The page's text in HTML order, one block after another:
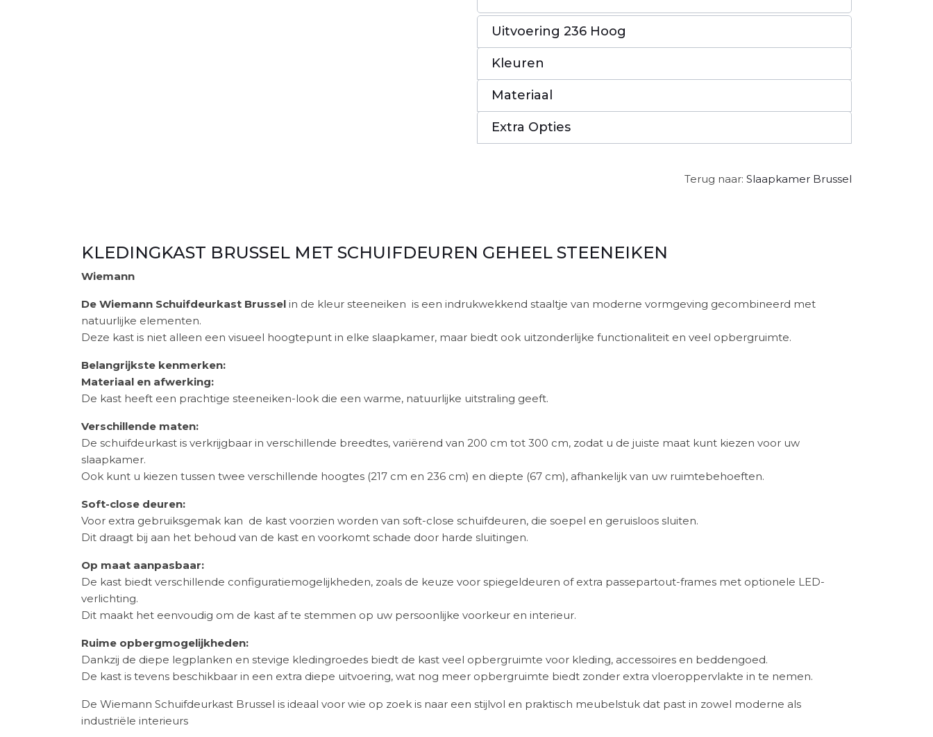
Uitvoering 236 Hoog
Kleuren
Materiaal
Extra Opties
Terug naar: Slaapkamer Brussel
KLEDINGKAST BRUSSEL MET SCHUIFDEUREN GEHEEL STEENEIKEN
Wiemann
De Wiemann Schuifdeurkast Brussel in de kleur steeneiken is een indrukwekkend staaltje van moderne vormgeving gecombineerd met
natuurlijke elementen.
Deze kast is niet alleen een visueel hoogtepunt in elke slaapkamer, maar biedt ook uitzonderlijke functionaliteit en veel opbergruimte.
Belangrijkste kenmerken:
Materiaal en afwerking:
De kast heeft een prachtige steeneiken-look die een warme, natuurlijke uitstraling geeft.
Verschillende maten:
De schuifdeurkast is verkrijgbaar in verschillende breedtes, variërend van 200 cm tot 300 cm, zodat u de juiste maat kunt kiezen voor uw
slaapkamer.
Ook kunt u kiezen tussen twee verschillende hoogtes (217 cm en 236 cm) en diepte (67 cm), afhankelijk van uw ruimtebehoeften.
Soft-close deuren:
Voor extra gebruiksgemak kan de kast voorzien worden van soft-close schuifdeuren, die soepel en geruisloos sluiten.
Dit draagt bij aan het behoud van de kast en voorkomt schade door harde sluitingen.
Op maat aanpasbaar:
De kast biedt verschillende configuratiemogelijkheden, zoals de keuze voor spiegeldeuren of extra passepartout-frames met optionele LED-
verlichting.
Dit maakt het eenvoudig om de kast af te stemmen op uw persoonlijke voorkeur en interieur.
Ruime opbergmogelijkheden:
Dankzij de diepe legplanken en stevige kledingroedes biedt de kast veel opbergruimte voor kleding, accessoires en beddengoed.
De kast is tevens beschikbaar in een extra diepe uitvoering, wat nog meer opbergruimte biedt zonder extra vloeroppervlakte in te nemen.
De Wiemann Schuifdeurkast Brussel is ideaal voor wie op zoek is naar een stijlvol en praktisch meubelstuk dat past in zowel moderne als
industriële interieurs​